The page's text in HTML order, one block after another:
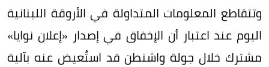
وتتقاطع المعلومات المتداولة في الأروقة اللبنانية
اليوم عند اعتبار أن الإخفاق في إصدار «إعلان نوايا»
مشترك خلال جولة واشنطن قد استُعيض عنه بآلية